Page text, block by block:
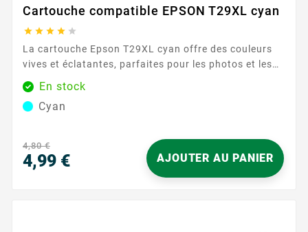
Cartouche compatible EPSON T29XL cyan
    
La cartouche Epson T29XL cyan offre des couleurs
vives et éclatantes, parfaites pour les photos et les
documents colorés. Avec une capacité de 450 pages,
elle assure une utilisation prolongée avec des
résultats de haute qualité. Caractéristiques
En stock
Cyan
4,80 €
4,99 € AJOUTER AU PANIER